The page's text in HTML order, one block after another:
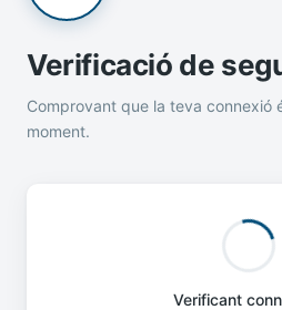
Verificació de
Comprovant que la teva connexió
moment.
Verificant